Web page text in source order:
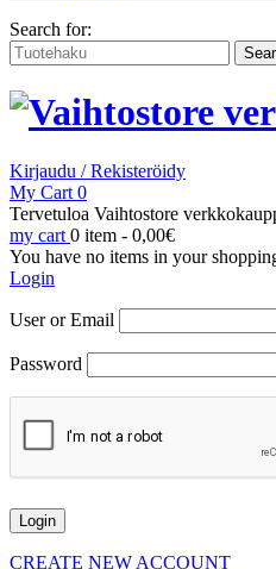
Search for:
Kirjaudu / Rekisteröidy
My Cart 0
Tervetuloa Vaihtostore
my cart 0 item - 0,00€
You have no items in your
Login
User or Email
Password
CREATE NEW ACCOUNT